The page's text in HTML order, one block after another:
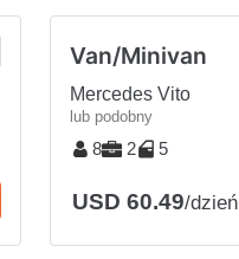
Van/Minivan
Mercedes Vito
lub podobny
8 2 5
USD 60.49/dzień